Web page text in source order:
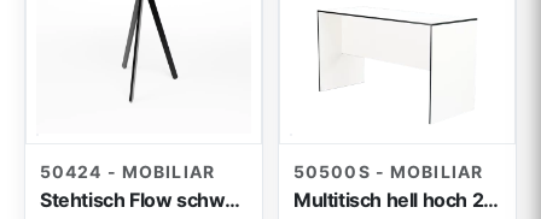
50424 - MOBILIAR
Stehtisch Flow schwarz rund 70x110cm outdoor
50500S - MOBILIAR
Multitisch hell hoch 200x80x110cm